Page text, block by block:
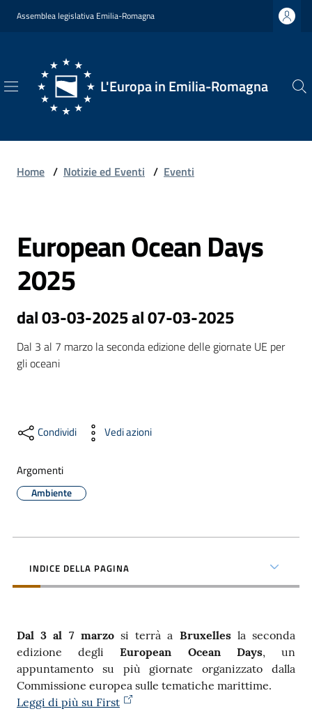
Vai al contenuto
Vai alla navigazione
Vai al footer
Assemblea legislativa Emilia-Romagna
L'Europa in Emilia-Romagna
L'Europa
Romagna
Chi
Siamo
Opportunità
Formazione
Notizie
ed
Approfondimenti
Contatti
Home / Notizie ed Eventi / Eventi
Salta al contenuto
European Ocean Days
2025
dal 03-03-2025 al 07-03-2025
Dal 3 al 7 marzo la seconda edizione delle giornate UE per
gli oceani
Condividi Vedi azioni
Argomenti
Ambiente
INDICE DELLA PAGINA
Dal 3 al 7 marzo si terrà a Bruxelles la seconda
edizione degliEuropean Ocean Days, un
appuntamento su più giornate organizzato dalla
Commissione europea sulle tematiche marittime.
Leggi di più su First